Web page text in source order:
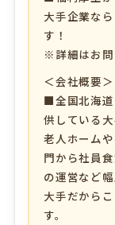
大手企業な
す！
※詳細はお
＜会社概要＞
■全国北海道
供している大
老人ホーム
門から社員
の運営など
大手だから
す。